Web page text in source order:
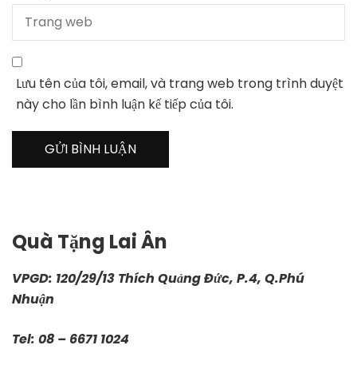
Lưu tên của tôi, email, và trang web trong trình duyệt
này cho lần bình luận kế tiếp của tôi.
Quà Tặng Lai Ân
VPGD: 120/29/13 Thích Quảng Đức, P.4, Q.Phú
Nhuận
Tel: 08 – 6671 1024